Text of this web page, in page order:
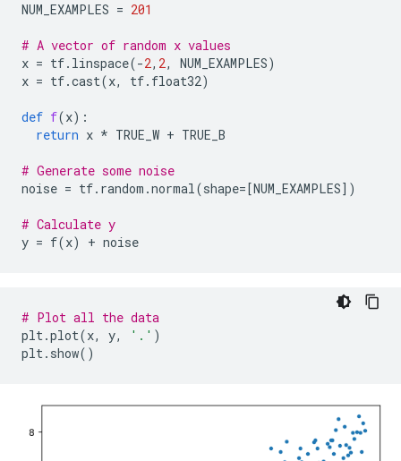
NUM_EXAMPLES = 201
# A vector of random x values
x = tf. linspace(-2, 2, NUM_EXAMPLES)
x = tf.cast(x, tf. float32)
def f(x):
return x * TRUE_W + TRUE_B
# Generate some noise
noise = tf. random .normal(shape=[NUM_EXAMPLES])
# Calculate y
y = f(x) + noise
# Plot all the data
plt.plot(x, y, '.' )
plt. show()